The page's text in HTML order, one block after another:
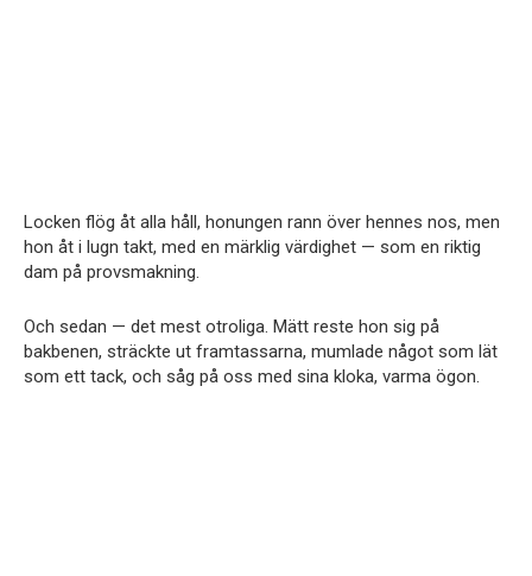
Locken flög åt alla håll, honungen rann över hennes nos, men
hon åt i lugn takt, med en märklig värdighet — som en riktig
dam på provsmakning.
Och sedan — det mest otroliga. Mätt reste hon sig på
bakbenen, sträckte ut framtassarna, mumlade något som lät
som ett tack, och såg på oss med sina kloka, varma ögon.